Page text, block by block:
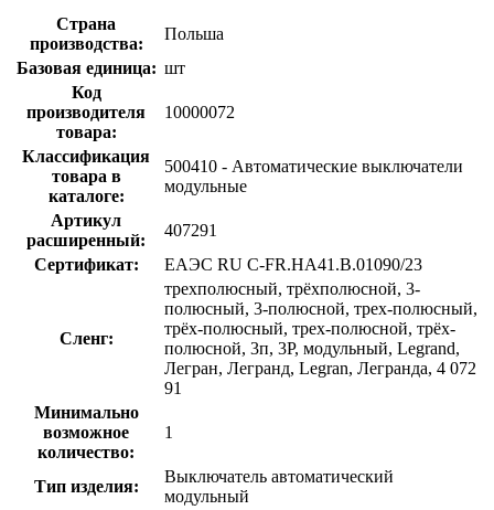
Страна
производства:
Польша
Базовая единица: шт
Код
производителя
товара:
10000072
Классификация
товара в
каталоге:
500410 - Автоматические выключатели
модульные
Артикул
расширенный:
407291
Сертификат:
ЕАЭС RU С-FR.НА41.В.01090/23
Сленг:
трехполюсный, трёхполюсной, 3-
полюсный, 3-полюсной, трех-полюсный,
трёх-полюсный, трех-полюсной, трёх-
полюсной, 3п, 3P, модульный, Legrand,
Легран, Легранд, Legran, Легранда, 4 072
91
Минимально
возможное
количество:
1
Тип изделия:
Выключатель автоматический
модульный